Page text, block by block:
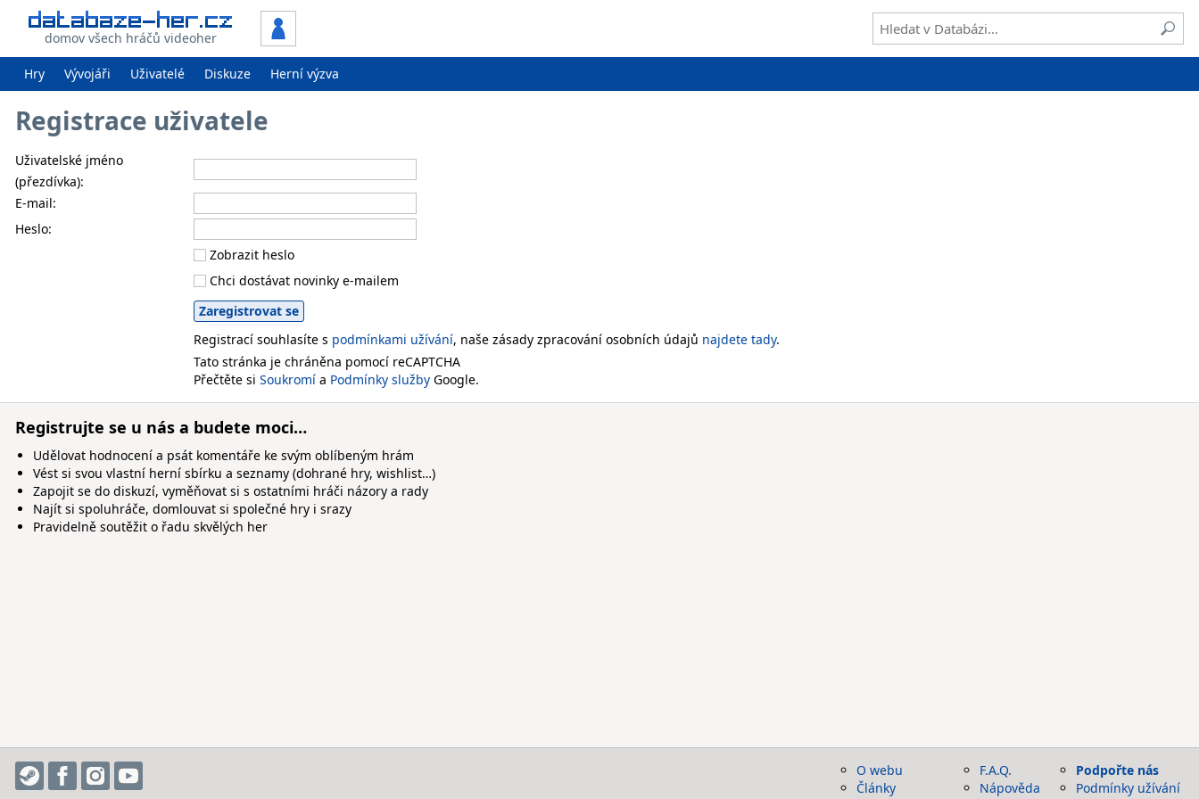
domov všech hráčů videoher
Hry Vývojáři Uživatelé Diskuze Herní výzva
Registrace uživatele
Uživatelské jméno
(přezdívka):
E-mail:
Heslo:
Zobrazit heslo
Chci dostávat novinky e-mailem
Registrací souhlasíte s podmínkami užívání, naše zásady zpracování osobních údajů najdete tady.
Tato stránka je chráněna pomocí reCAPTCHA
Přečtěte si Soukromí a Podmínky služby Google.
Registrujte se u nás a budete moci…
Udělovat hodnocení a psát komentáře ke svým oblíbeným hrám
Vést si svou vlastní herní sbírku a seznamy (dohrané hry, wishlist…)
Zapojit se do diskuzí, vyměňovat si s ostatními hráči názory a rady
Najít si spoluhráče, domlouvat si společné hry i srazy
Pravidelně soutěžit o řadu skvělých her
O webu
Články
F.A.Q.
Nápověda
Podpořte nás
Podmínky užívání